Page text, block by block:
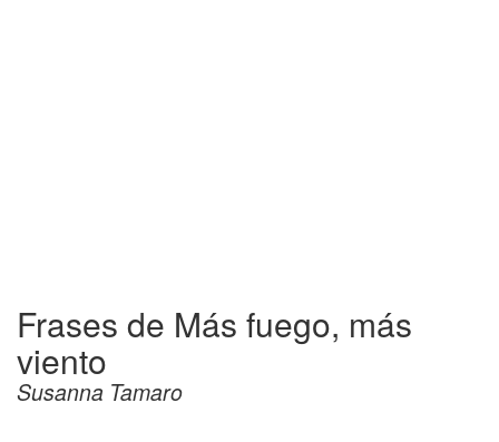
Frases de Más fuego, más
viento
Susanna Tamaro